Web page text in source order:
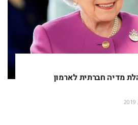
מדיה חברתית לארמון